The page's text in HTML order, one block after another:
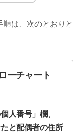
は、次のとおりと
ーチャート
人番号」欄、
と配偶者の住所